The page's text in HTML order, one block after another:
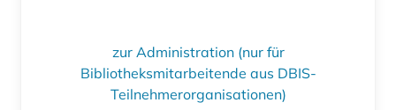
zur Administration (nur für
Bibliotheksmitarbeitende aus DBIS-
Teilnehmerorganisationen)